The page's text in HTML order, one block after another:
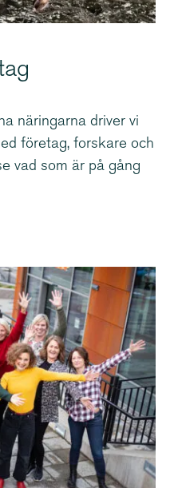
näringarna driver vi
företag, forskare och
vad som är på gång